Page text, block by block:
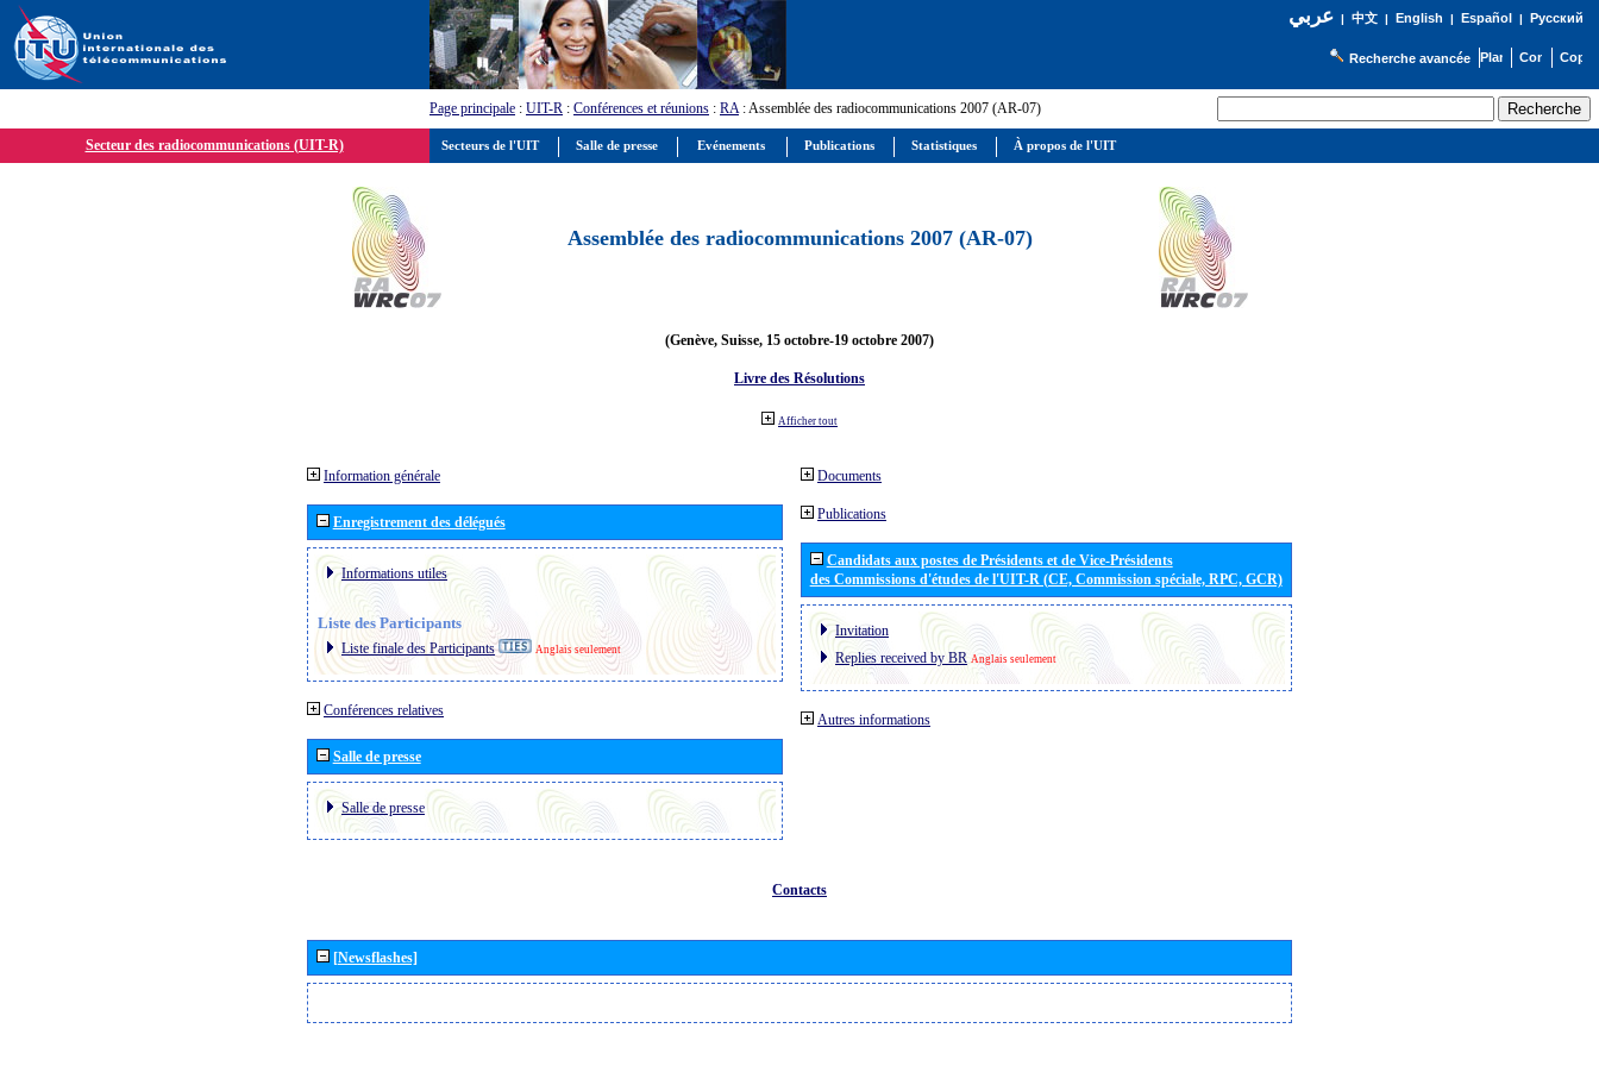
عربي| 中文| English | Español | Русский
Recherche avancée
Page principale : UIT-R : Conférences et réunions : RA: Assemblée des radiocommunications 2007 (AR-07)
Secteur des radiocommunications (UIT-R)
Assemblée des radiocommunications 2007 (AR-07)
(Genève, Suisse, 15 octobre-19 octobre 2007)
Livre des Résolutions
Afficher tout
Information générale
Enregistrement des délégués
Informations utiles
Liste des Participants
Liste finale des Participants Anglais seulement
Conférences relatives
Salle de presse
Salle de presse
Documents
Publications
Candidats aux postes de Présidents et de Vice-Présidents
des Commissions d'études de l'UIT-R (CE, Commission spéciale, RPC, GCR)
Invitation
Replies received by BR Anglais seulement
Autres informations
Contacts
[Newsflashes]
Secteurs de l'UIT Salle de presse Evénements Publications Statistiques À propos de l'UIT